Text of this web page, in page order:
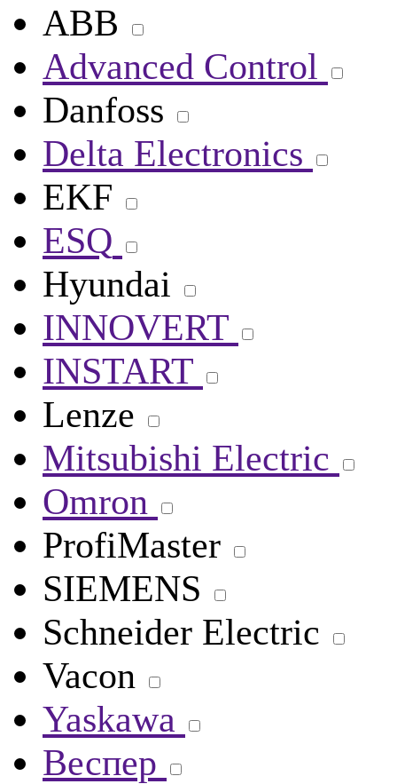
ABB
Advanced Control
Danfoss
Delta Electronics
EKF
ESQ
Hyundai
INNOVERT
INSTART
Lenze
Mitsubishi Electric
Omron
ProfiMaster
SIEMENS
Schneider Electric
Vacon
Yaskawa
Веспер